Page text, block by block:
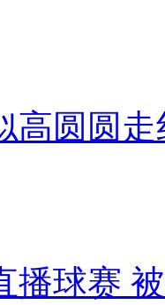
高圆圆走
播球赛